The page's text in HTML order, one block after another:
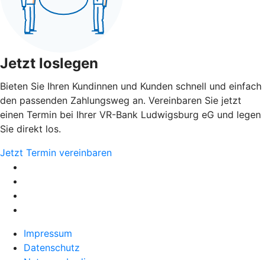
Jetzt loslegen
Bieten Sie Ihren Kundinnen und Kunden schnell und einfach
den passenden Zahlungsweg an. Vereinbaren Sie jetzt
einen Termin bei Ihrer VR-Bank Ludwigsburg eG und legen
Sie direkt los.
Jetzt Termin vereinbaren
Impressum
Datenschutz